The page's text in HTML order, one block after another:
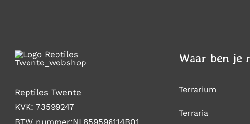
Reptiles Twente
KVK: 73599247
BTW nummer:NL859596114B01
Waar ben je
Terrarium
Terraria